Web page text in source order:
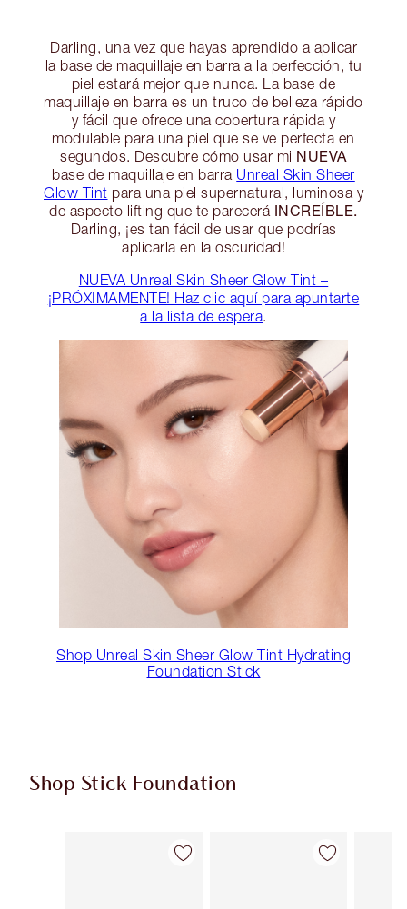
Darling, una vez que hayas aprendido a aplicar
la base de maquillaje en barra a la perfección, tu
piel estará mejor que nunca. La base de
maquillaje en barra es un truco de belleza rápido
y fácil que ofrece una cobertura rápida y
modulable para una piel que se ve perfecta en
segundos. Descubre cómo usar mi NUEVA
base de maquillaje en barra Unreal Skin Sheer
Glow Tint para una piel supernatural, luminosa y
de aspecto lifting que te parecerá INCREÍBLE.
Darling, ¡es tan fácil de usar que podrías
aplicarla en la oscuridad!
NUEVA Unreal Skin Sheer Glow Tint –
¡PRÓXIMAMENTE! Haz clic aquí para apuntarte
a la lista de espera.
Shop Unreal Skin Sheer Glow Tint Hydrating
Foundation Stick
Shop Stick Foundation
Artículo 1 de 23 Artículo 2 de 23